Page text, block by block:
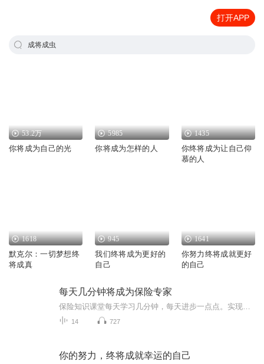
打开APP
成将成虫
53.2万
你将成为自己的光
5985
你将成为怎样的人
1435
你终将成为让自己仰
慕的人
1618
默克尔：一切梦想终
将成真
945
我们终将成为更好的
自己
1641
你努力终将成就更好
的自己
每天几分钟将成为保险专家
14 727
你的努力，终将成就幸运的自己